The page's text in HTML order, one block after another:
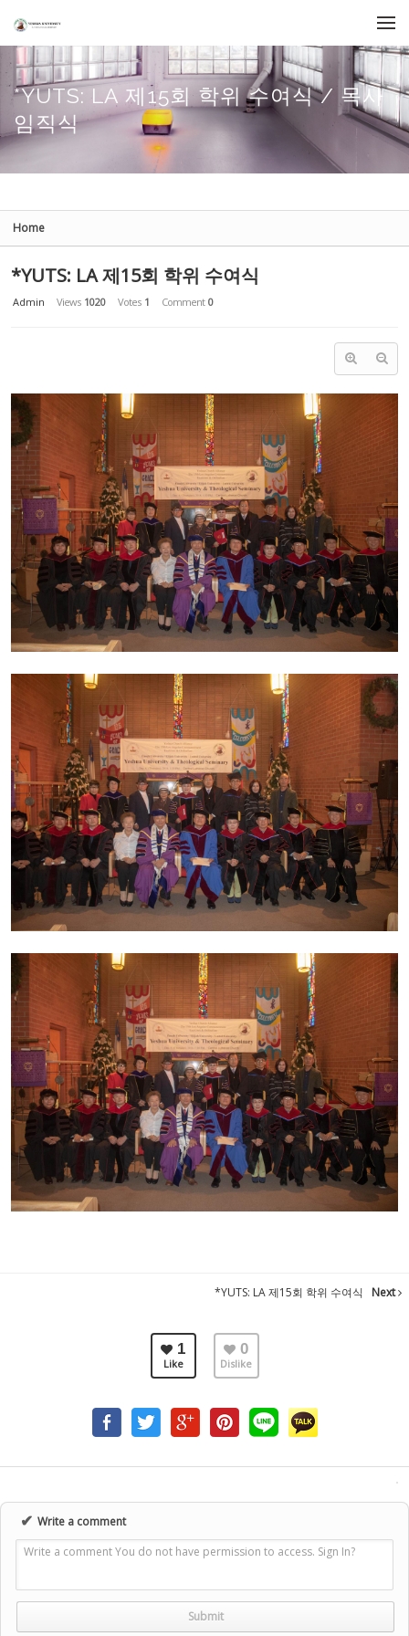
*YUTS: LA 제15회 학위 수여식 / 목사
임직식
Home
*YUTS: LA 제15회 학위 수여식
Admin Views 1020 Votes 1 Comment 0
*YUTS: LA 제15회 학위 수여식 Next
1
Like
0
Dislike
✔ Write a comment
Write a comment You do not have permission to access. Sign In?